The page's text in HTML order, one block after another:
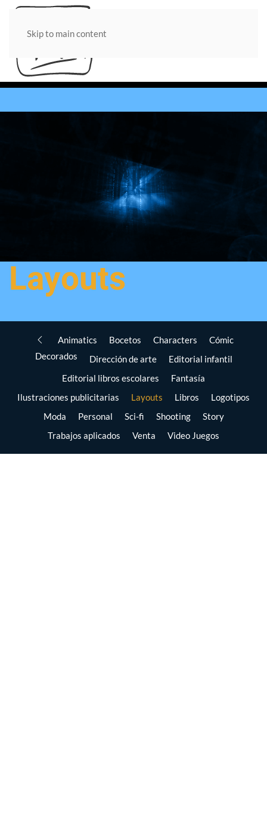
Skip to main content
Layouts
Animatics Bocetos Characters
Cómic
Decorados
Dirección de arte
Editorial infantil
Editorial libros escolares
Fantasía
Ilustraciones publicitarias
Layouts Libros
Logotipos
Moda
Personal Sci-fi Shooting
Story
Trabajos aplicados
Venta Video Juegos